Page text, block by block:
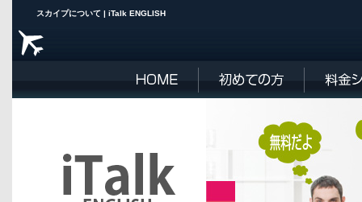
スカイプについて | iTalk ENGLISH